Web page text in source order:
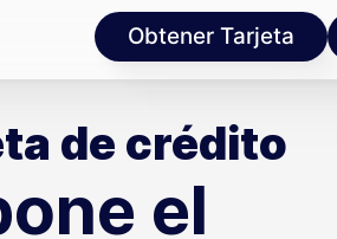
Obtener Tarjeta
de crédito
el